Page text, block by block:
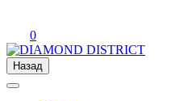
0
Назад